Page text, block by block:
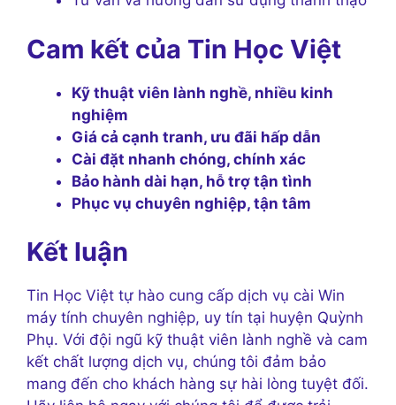
Cam kết của Tin Học Việt
Kỹ thuật viên lành nghề, nhiều kinh
nghiệm
Giá cả cạnh tranh, ưu đãi hấp dẫn
Cài đặt nhanh chóng, chính xác
Bảo hành dài hạn, hỗ trợ tận tình
Phục vụ chuyên nghiệp, tận tâm
Kết luận
Tin Học Việt tự hào cung cấp dịch vụ cài Win
máy tính chuyên nghiệp, uy tín tại huyện Quỳnh
Phụ. Với đội ngũ kỹ thuật viên lành nghề và cam
kết chất lượng dịch vụ, chúng tôi đảm bảo
mang đến cho khách hàng sự hài lòng tuyệt đối.